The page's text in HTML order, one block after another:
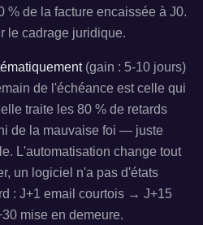
% de la facture encaissée à J0.
le cadrage juridique.
(gain : 5-10 jours)
de l'échéance est celle qui
traite les 80 % de retards
de la mauvaise foi — juste
L'automatisation change tout
un logiciel n'a pas d'états
: J+1 email courtois → J+15
mise en demeure.